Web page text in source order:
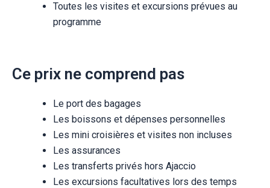
Toutes les visites et excursions prévues au
programme
Ce prix ne comprend pas
Le port des bagages
Les boissons et dépenses personnelles
Les mini croisières et visites non incluses
Les assurances
Les transferts privés hors Ajaccio
Les excursions facultatives lors des temps